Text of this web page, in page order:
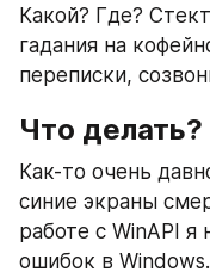
Какой? Где?
гадания на
переписки,
Что делать?
Как-то очень
синие экраны
работе с WinAPI я
ошибок в